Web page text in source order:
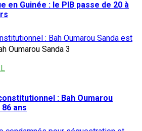
en Guinée : le PIB passe de 20 à
: Bah Oumarou Sanda est
3
: Bah Oumarou
ans